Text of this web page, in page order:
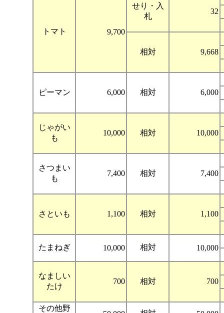
トマト 9,700
せり・入
札
32
相対 9,668
ピーマン 6,000 相対 6,000
じゃがい
も
10,000 相対 10,000
さつまい
も
7,400 相対 7,400
さといも 1,100 相対 1,100
たまねぎ 10,000 相対 10,000
なましい
たけ
700 相対 700
その他野